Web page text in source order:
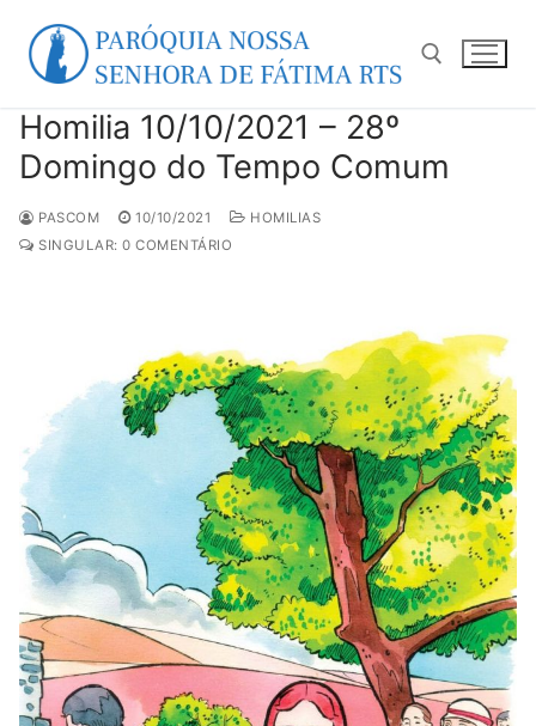
para
Pesquisar por:
Homilia 10/10/2021 – 28º
Domingo do Tempo Comum
PASCOM 10/10/2021
HOMILIAS
SINGULAR: 0 COMENTÁRIO